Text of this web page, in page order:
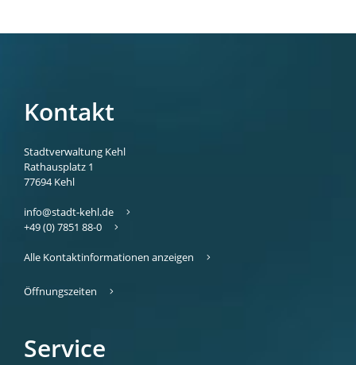
Kontakt
Stadtverwaltung Kehl
Rathausplatz 1
77694 Kehl
info@stadt-kehl.de
+49 (0) 7851 88-0
Alle Kontaktinformationen anzeigen
Öffnungszeiten
Service